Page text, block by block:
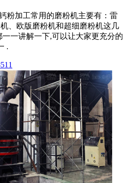
粉加工常用的磨粉机主要有：雷
、欧版磨粉机和超细磨粉机这几
一讲解一下,可以让大家更充分的
.